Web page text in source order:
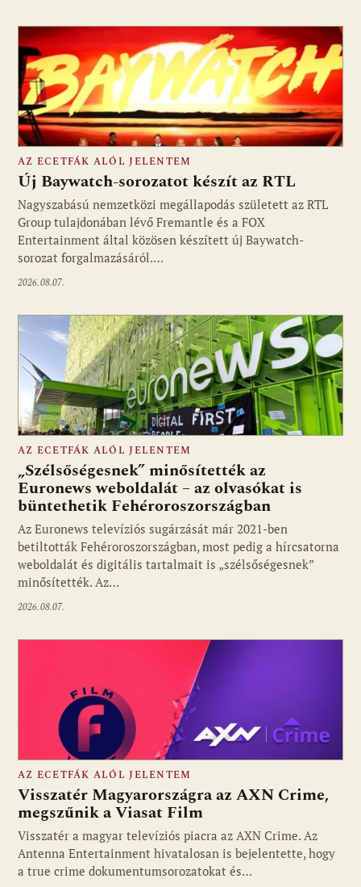
Fotó: media1.hu
AZ ECETFÁK ALÓL JELENTEM
Új Baywatch-sorozatot készít az RTL
Nagyszabású nemzetközi megállapodás született az RTL
Group tulajdonában lévő Fremantle és a FOX
Entertainment által közösen készített új Baywatch-
sorozat forgalmazásáról.…
2026.08.07.
Fotó: media1.hu
AZ ECETFÁK ALÓL JELENTEM
„Szélsőségesnek” minősítették az
Euronews weboldalát – az olvasókat is
büntethetik Fehéroroszországban
Az Euronews televíziós sugárzását már 2021-ben
betiltották Fehéroroszországban, most pedig a hírcsatorna
weboldalát és digitális tartalmait is „szélsőségesnek”
minősítették. Az…
2026.08.07.
Fotó: media1.hu
AZ ECETFÁK ALÓL JELENTEM
Visszatér Magyarországra az AXN Crime,
megszűnik a Viasat Film
Visszatér a magyar televíziós piacra az AXN Crime. Az
Antenna Entertainment hivatalosan is bejelentette, hogy
a true crime dokumentumsorozatokat és…